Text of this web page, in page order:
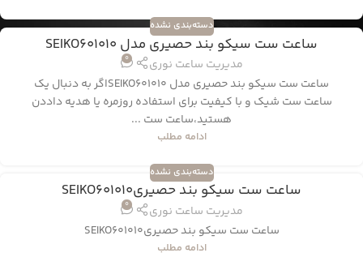
دسته‌بندی نشده
ساعت ست سیکو بند حصیری مدل SEIKO601010
مدیریت ساعت نوری 0
ساعت ست سیکو بند حصیری مدل SEIKO601010اگر به دنبال یک
ساعت ست شیک و با کیفیت برای استفاده روزمره یا هدیه داددن
هستید،ساعت ست ...
ادامه مطلب
دسته‌بندی نشده
ساعت ست سیکو بند حصیریSEIKO601010
مدیریت ساعت نوری 0
ساعت ست سیکو بند حصیریSEIKO601010
ادامه مطلب